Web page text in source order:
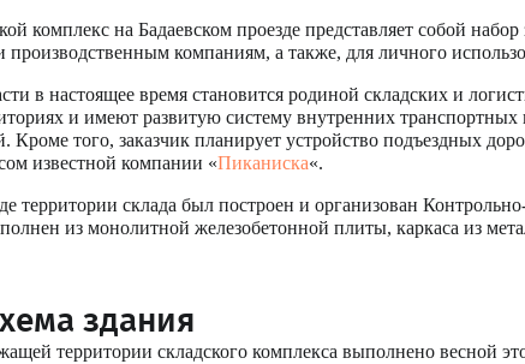
комплекс на Бадаевском проезде представляет собой
компаниям, а также, для личного
в настоящее время становится родиной складских и
и имеют развитую систему внутренних
Кроме того, заказчик планирует устройство подъездных
известной компании «Пиканиска«.
территории склада был построен и организован
из монолитной железобетонной плиты, каркаса из
здания
территории складского комплекса выполнено весной